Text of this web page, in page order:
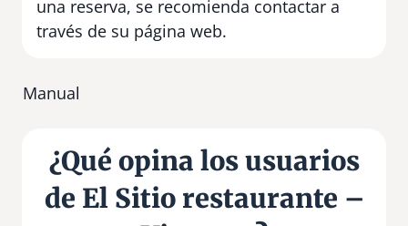
una reserva, se recomienda contactar a
través de su página web.
Manual
¿Qué opina los usuarios
de El Sitio restaurante –